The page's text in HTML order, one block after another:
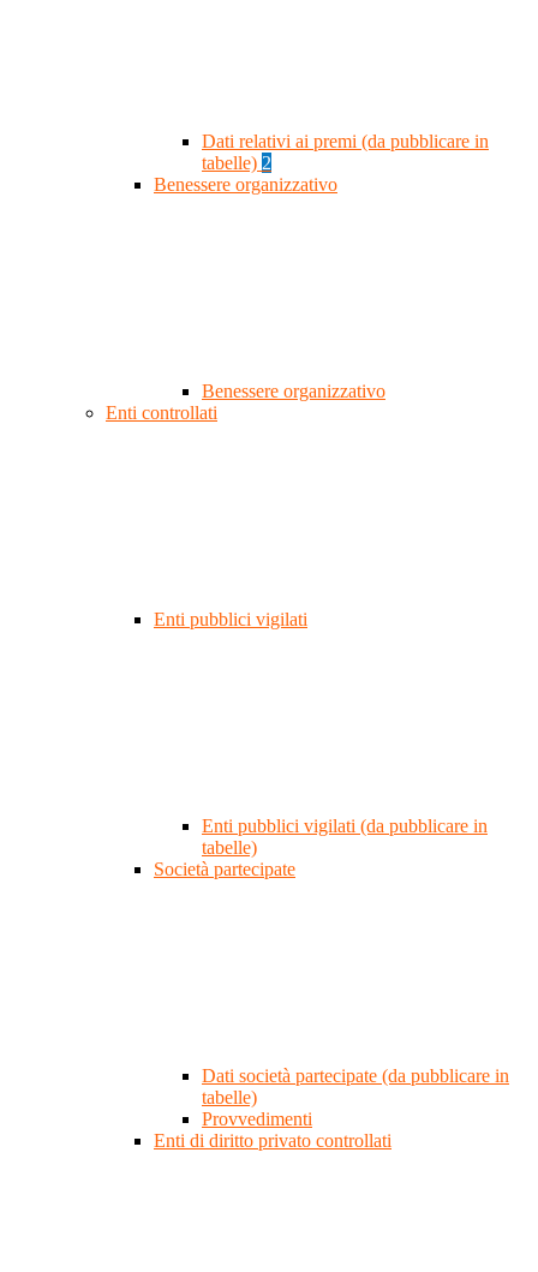
Dati relativi ai premi (da pubblicare in
tabelle) 2
Benessere organizzativo
Benessere organizzativo
Enti controllati
Enti pubblici vigilati
Enti pubblici vigilati (da pubblicare in
tabelle)
Società partecipate
Dati società partecipate (da pubblicare in
tabelle)
Provvedimenti
Enti di diritto privato controllati